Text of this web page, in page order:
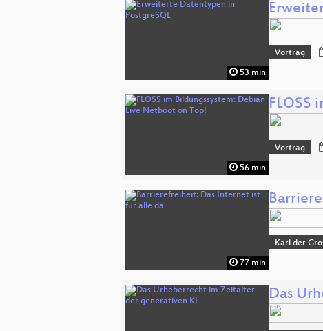
53 min
Vortrag
56 min
FLOSS
Vortrag
77 min
Karl der
Das